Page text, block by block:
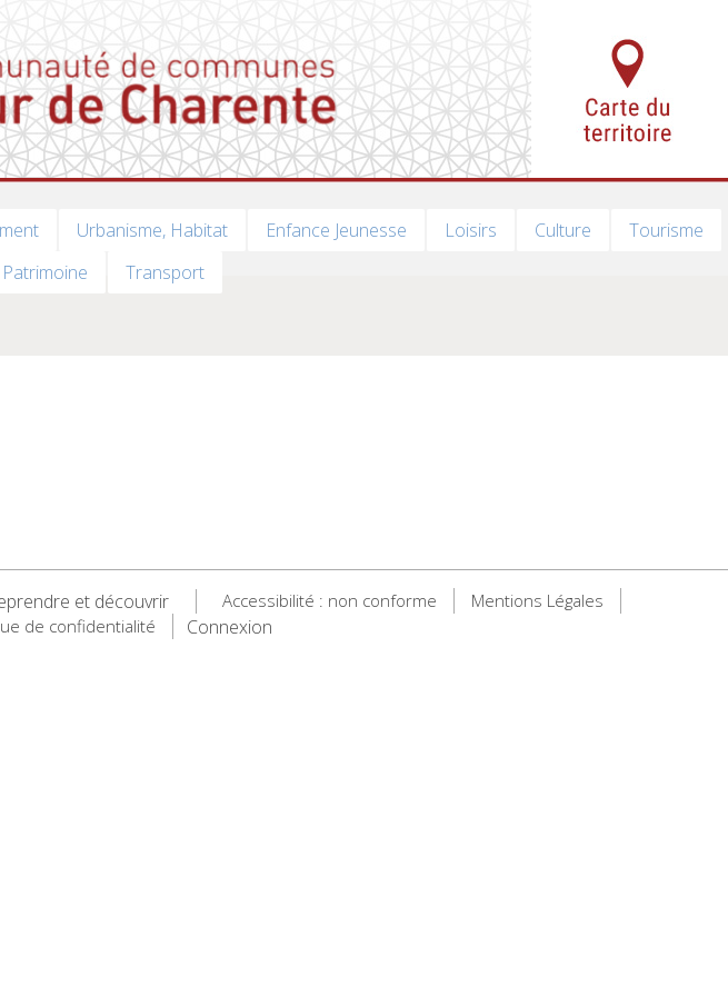
Urbanisme, Habitat Enfance Jeunesse Loisirs Culture
Tourisme
Patrimoine
Transport
et découvrir Accessibilité : non conforme
Mentions Légales
de confidentialité
Connexion